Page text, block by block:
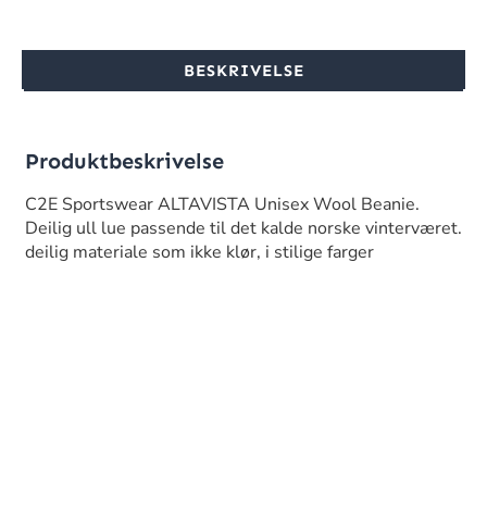
BESKRIVELSE
Produktbeskrivelse
C2E Sportswear ALTAVISTA Unisex Wool Beanie.
Deilig ull lue passende til det kalde norske vinterværet.
deilig materiale som ikke klør, i stilige farger